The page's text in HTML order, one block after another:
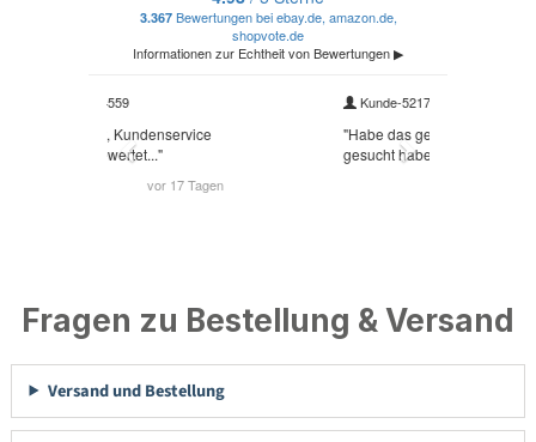
Fragen zu Bestellung & Versand
Versand und Bestellung